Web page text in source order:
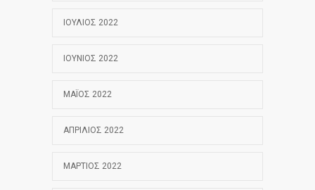
ΙΟΎΛΙΟΣ 2022
ΙΟΎΝΙΟΣ 2022
ΜΆΙΟΣ 2022
ΑΠΡΊΛΙΟΣ 2022
ΜΆΡΤΙΟΣ 2022